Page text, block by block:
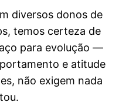
diversos donos de
temos certeza de
para evolução —
e atitude
não exigem nada